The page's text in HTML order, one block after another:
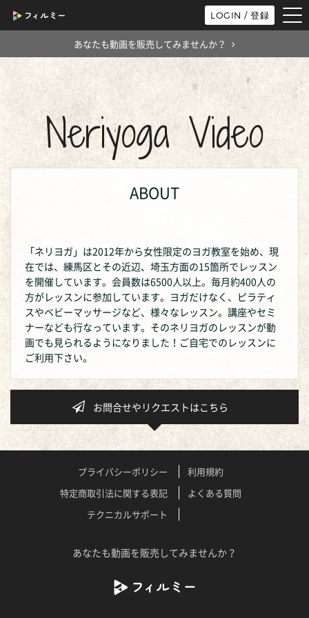
LOGIN / 登録
あなたも動画を販売してみませんか？
Neriyoga Video
ABOUT
「ネリヨガ」は2012年から女性限定のヨガ教室を始め、現
在では、練馬区とその近辺、埼玉方面の15箇所でレッスン
を開催しています。会員数は6500人以上。毎月約400人の
方がレッスンに参加しています。ヨガだけなく、ピラティ
スやベビーマッサージなど、様々なレッスン。講座やセミ
ナーなども行なっています。そのネリヨガのレッスンが動
画でも見られるようになりました！ご自宅でのレッスンに
ご利用下さい。
お問合せやリクエストはこちら
プライバシーポリシー
利用規約
特定商取引法に関する表記
よくある質問
テクニカルサポート
あなたも動画を販売してみませんか？